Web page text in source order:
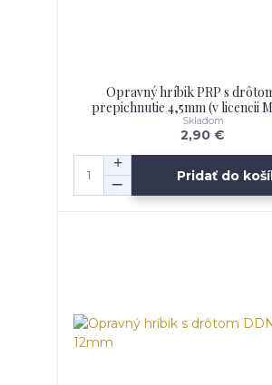
Opravný hríbik PRP s
prepichnutie 4,5mm (v licencii
2,90 €
Skladom
Pridať do